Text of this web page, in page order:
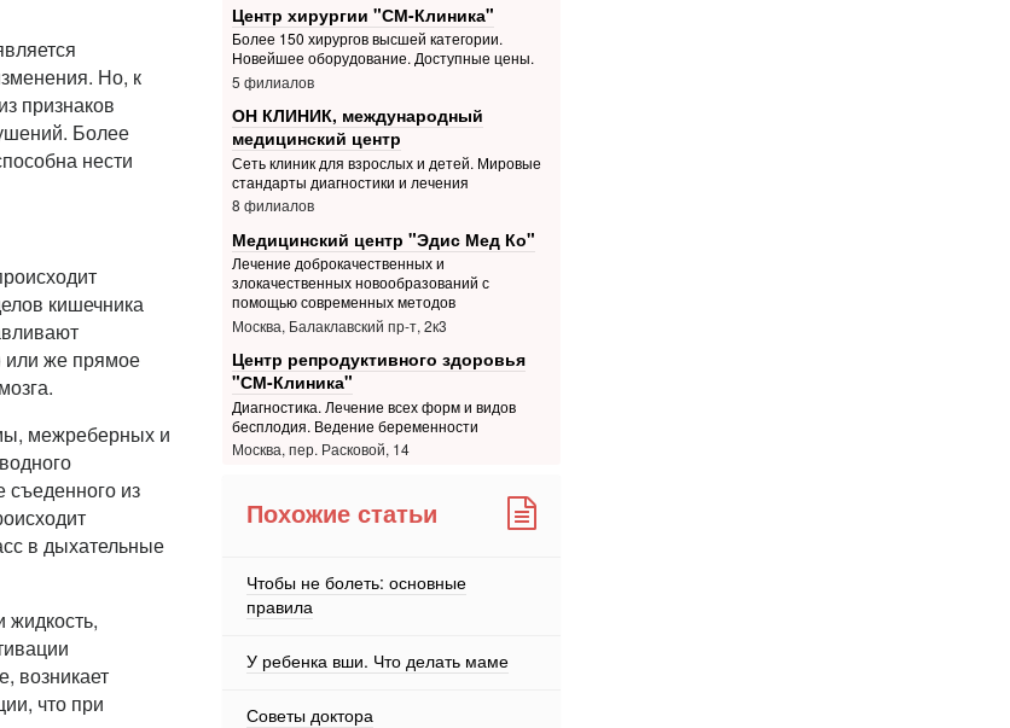
Но, к
признаков
Более
нести
кишечника
или же прямое
межреберных и
из
в дыхательные
возникает
что при
Центр хирургии "СМ-Клиника"
Более 150 хирургов высшей категории.
Новейшее оборудование. Доступные цены.
5 филиалов
ОН КЛИНИК, международный
медицинский центр
Сеть клиник для взрослых и детей. Мировые
стандарты диагностики и лечения
8 филиалов
Медицинский центр "Эдис Мед Ко"
Лечение доброкачественных и
злокачественных новообразований с
помощью современных методов
Москва, Балаклавский пр-т, 2к3
Центр репродуктивного здоровья
"СМ-Клиника"
Диагностика. Лечение всех форм и видов
бесплодия. Ведение беременности
Москва, пер. Расковой, 14
Похожие статьи
Чтобы не болеть: основные
правила
У ребенка вши. Что делать маме
Советы доктора